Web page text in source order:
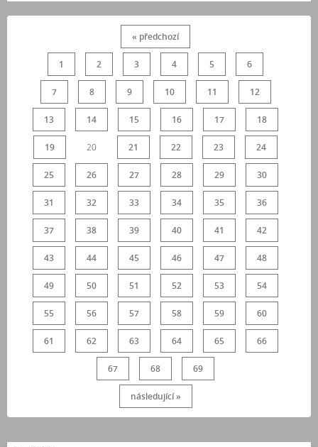
« předchozí
1 2 3 4 5 6
7 8 9 10 11 12
13 14 15 16 17 18
19 20 21 22 23 24
25 26 27 28 29 30
31 32 33 34 35 36
37 38 39 40 41 42
43 44 45 46 47 48
49 50 51 52 53 54
55 56 57 58 59 60
61 62 63 64 65 66
67 68 69
následující »